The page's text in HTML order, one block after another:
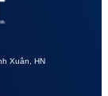
Xuân, HN